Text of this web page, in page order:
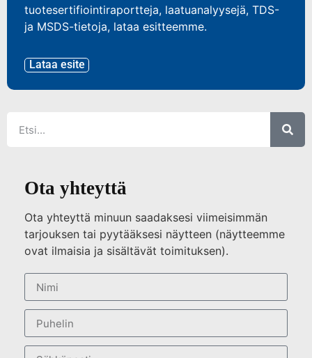
tuotesertifiointiraportteja, laatuanalyysejä, TDS-
ja MSDS-tietoja, lataa esitteemme.
Lataa esite
Ota yhteyttä
Ota yhteyttä minuun saadaksesi viimeisimmän
tarjouksen tai pyytääksesi näytteen (näytteemme
ovat ilmaisia ja sisältävät toimituksen).